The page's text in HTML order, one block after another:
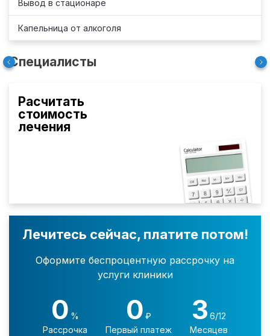
Вывод в стационаре
Капельница от алкоголя
Специалисты
Расчитать
стоимость
лечения
Лечитесь сейчас, платите потом!
Оформите беспроцентную рассрочку на
услуги клиники
0 %
Рассрочка
0 ₽
Первый платеж
3 6/12
Месяцев